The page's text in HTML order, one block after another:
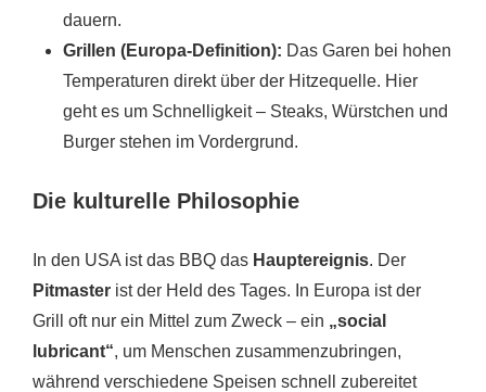
dauern.
Grillen (Europa-Definition): Das Garen bei hohen
Temperaturen direkt über der Hitzequelle. Hier
geht es um Schnelligkeit – Steaks, Würstchen und
Burger stehen im Vordergrund.
Die kulturelle Philosophie
In den USA ist das BBQ das Hauptereignis. Der
Pitmaster ist der Held des Tages. In Europa ist der
Grill oft nur ein Mittel zum Zweck – ein „social
lubricant“, um Menschen zusammenzubringen,
während verschiedene Speisen schnell zubereitet